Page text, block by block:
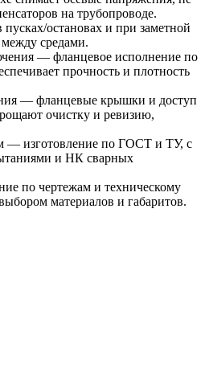
на трубопроводе.
пусках/остановах и при заметной
между средами.
— фланцевое исполнение по
прочность и плотность
— фланцевые крышки и доступ
очистку и ревизию,
— изготовление по ГОСТ и ТУ, с
и НК сварных
по чертежам и техническому
материалов и габаритов.